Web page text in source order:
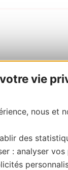
vie
nous et
des
: analyser